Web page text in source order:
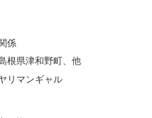
係
根県津和野町、他
リマンギャル